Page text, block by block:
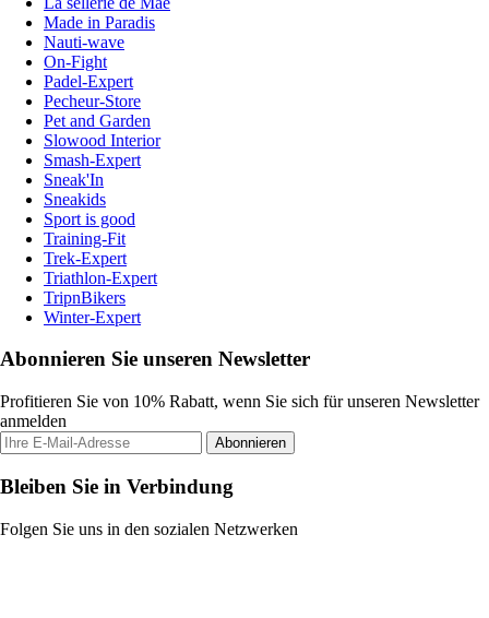
Made in Paradis
Nauti-wave
On-Fight
Padel-Expert
Pecheur-Store
Pet and Garden
Slowood Interior
Smash-Expert
Sneak'In
Sneakids
Sport is good
Training-Fit
Trek-Expert
Triathlon-Expert
TripnBikers
Winter-Expert
Abonnieren Sie unseren Newsletter
Profitieren Sie von 10% Rabatt, wenn Sie sich für unseren Newsletter
anmelden
Abonnieren
Bleiben Sie in Verbindung
Folgen Sie uns in den sozialen Netzwerken